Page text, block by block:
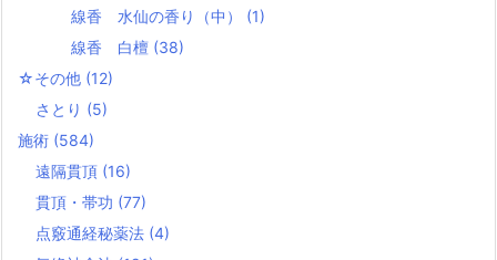
線香 水仙の香り（中） (1)
線香 白檀 (38)
☆その他 (12)
さとり (5)
施術 (584)
遠隔貫頂 (16)
貫頂・帯功 (77)
点竅通経秘薬法 (4)